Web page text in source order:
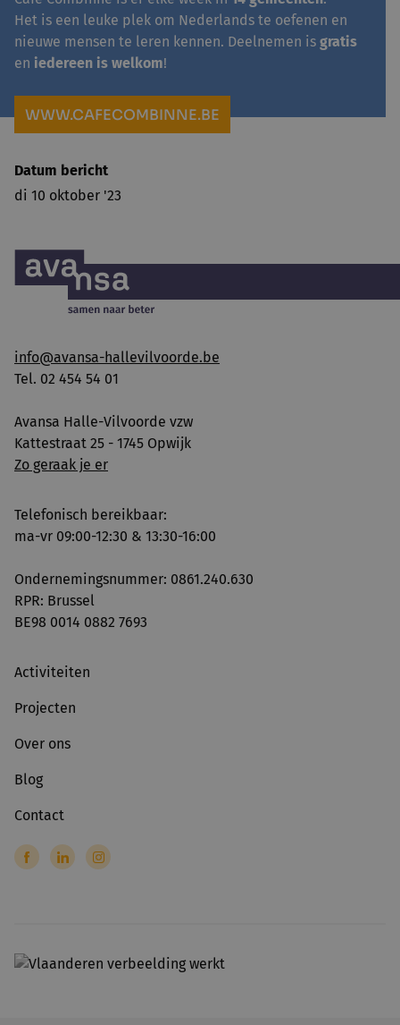
Het is een leuke plek om Nederlands te oefenen en
nieuwe mensen te leren kennen. Deelnemen is gratis
en iedereen is welkom!
WWW.CAFECOMBINNE.BE
Datum bericht
di 10 oktober '23
info@avansa-hallevilvoorde.be
Tel. 02 454 54 01
Avansa Halle-Vilvoorde vzw
Kattestraat 25 - 1745 Opwijk
Zo geraak je er
Telefonisch bereikbaar:
ma-vr 09:00-12:30 & 13:30-16:00
Ondernemingsnummer: 0861.240.630
RPR: Brussel
BE98 0014 0882 7693
Activiteiten
Projecten
Over ons
Blog
Contact